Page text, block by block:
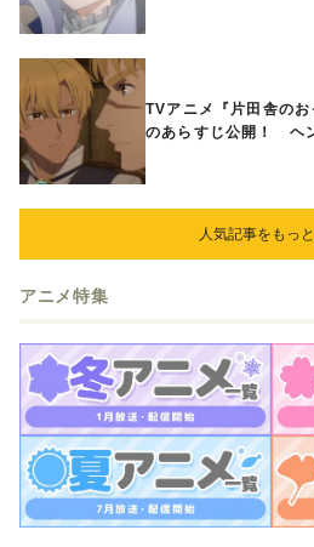
TVアニメ『片田舎の
のあらすじ公開！ ヘ
人気記事をもっ
アニメ特集